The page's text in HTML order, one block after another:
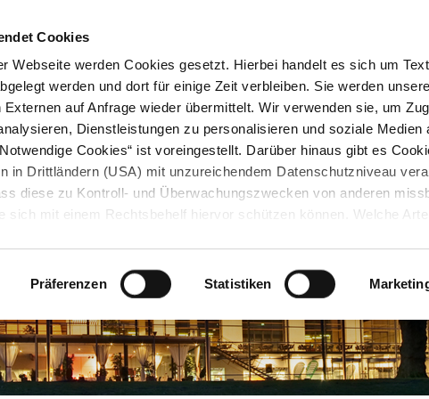
Cookies
Webseite werden Cookies gesetzt. Hierbei handelt es sich um
werden und dort für einige Zeit verbleiben. Sie werden
auf Anfrage wieder übermittelt. Wir verwenden sie, um
Dienstleistungen zu personalisieren und soziale Medien
Cookies“ ist voreingestellt. Darüber hinaus gibt es
in Drittländern (USA) mit unzureichendem Datenschutzniveau
diese zu Kontroll- und Überwachungszwecken von anderen
sich mit einem Rechtsbehelf hiervor schützen können. Welche
entnehmen. Die von Ihnen getroffene Auswahl der gewünschten
die Zukunft angepasst oder
werden.
Präferenzen Statistiken
STARTSEITE